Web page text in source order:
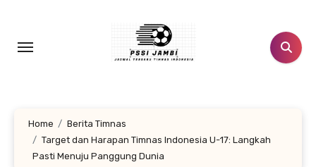
konten
Home
Berita Timnas
Target dan Harapan Timnas Indonesia U-17: Langkah
Pasti Menuju Panggung Dunia